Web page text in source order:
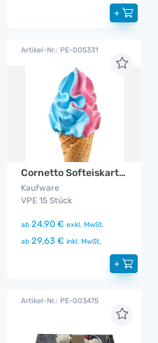
+
Artikel-Nr.: PE-005331
Cornetto Softeiskartusche Galaxy
Kaufware
VPE 15 Stück
ab 24,90 € exkl. MwSt.
ab 29,63 € inkl. MwSt.
+
Artikel-Nr.: PE-003475